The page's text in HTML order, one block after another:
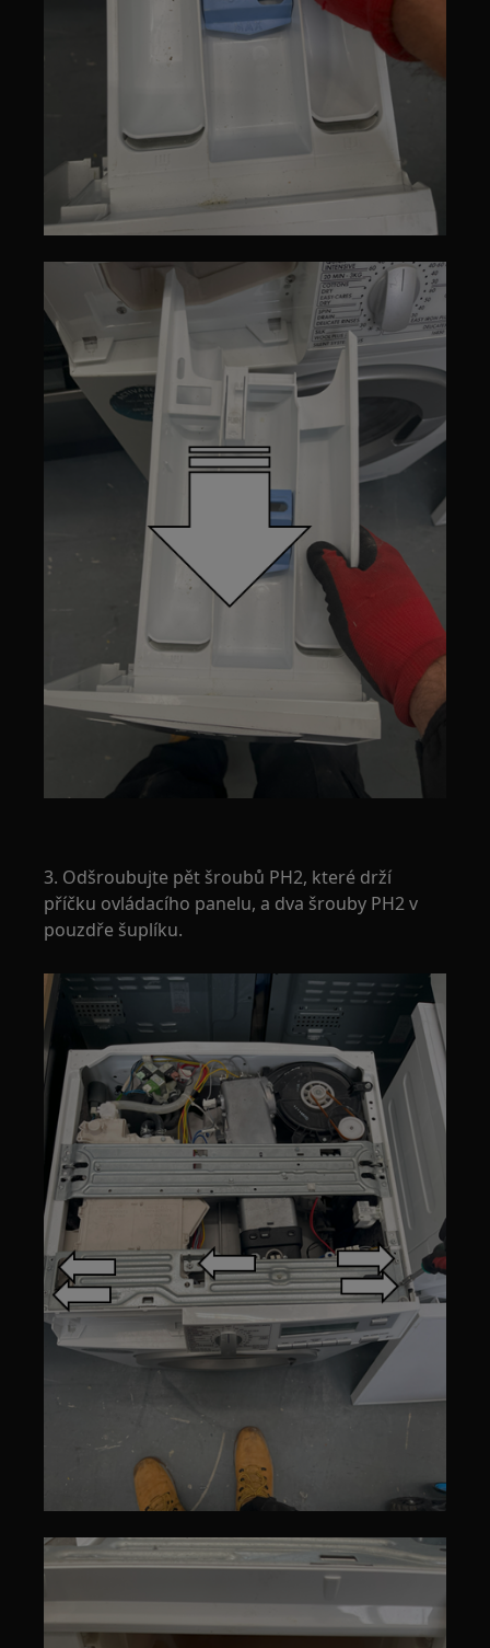
3. Odšroubujte pět šroubů PH2, které drží
příčku ovládacího panelu, a dva šrouby PH2 v
pouzdře šuplíku.